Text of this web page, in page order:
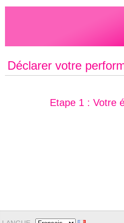
Déclarer votre
Etape 1 : Votre